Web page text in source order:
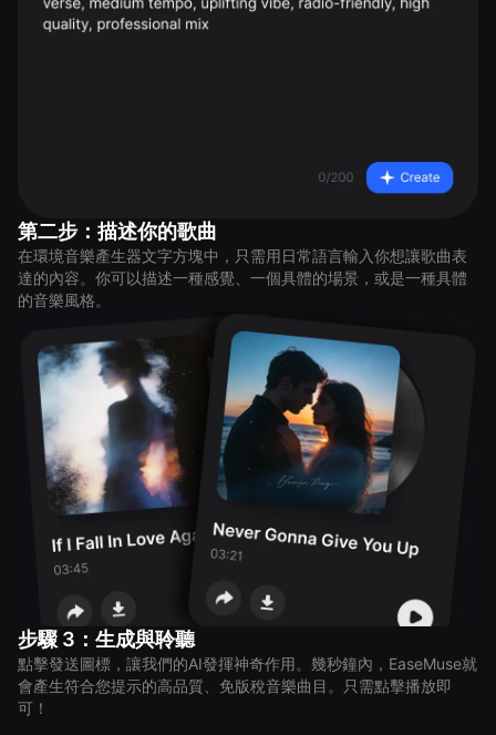
第二步：描述你的歌曲
在環境音樂產生器文字方塊中，只需用日常語言輸入你想讓歌曲表
達的內容。你可以描述一種感覺、一個具體的場景，或是一種具體
的音樂風格。
步驟 3：生成與聆聽
點擊發送圖標，讓我們的AI發揮神奇作用。幾秒鐘內，EaseMuse就
會產生符合您提示的高品質、免版稅音樂曲目。只需點擊播放即
可！